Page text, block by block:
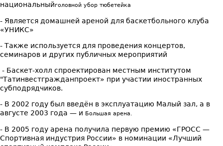
национальныйголовной убор тюбетейка
- Является домашней ареной для баскетбольного клуба
«УНИКС»
- Также используется для проведения концертов,
семинаров и других публичных мероприятий
- Баскет-холл cпроектирован местным институтом
"Татинвестгражданпроект» при участии иностранных
субподрядчиков.
- В 2002 году был введён в эксплуатацию Малый зал, а в
августе 2003 года — и Большая арена.
- В 2005 году арена получила первую премию «ГРОСС —
Спортивная индустрия России» в номинации «Лучший